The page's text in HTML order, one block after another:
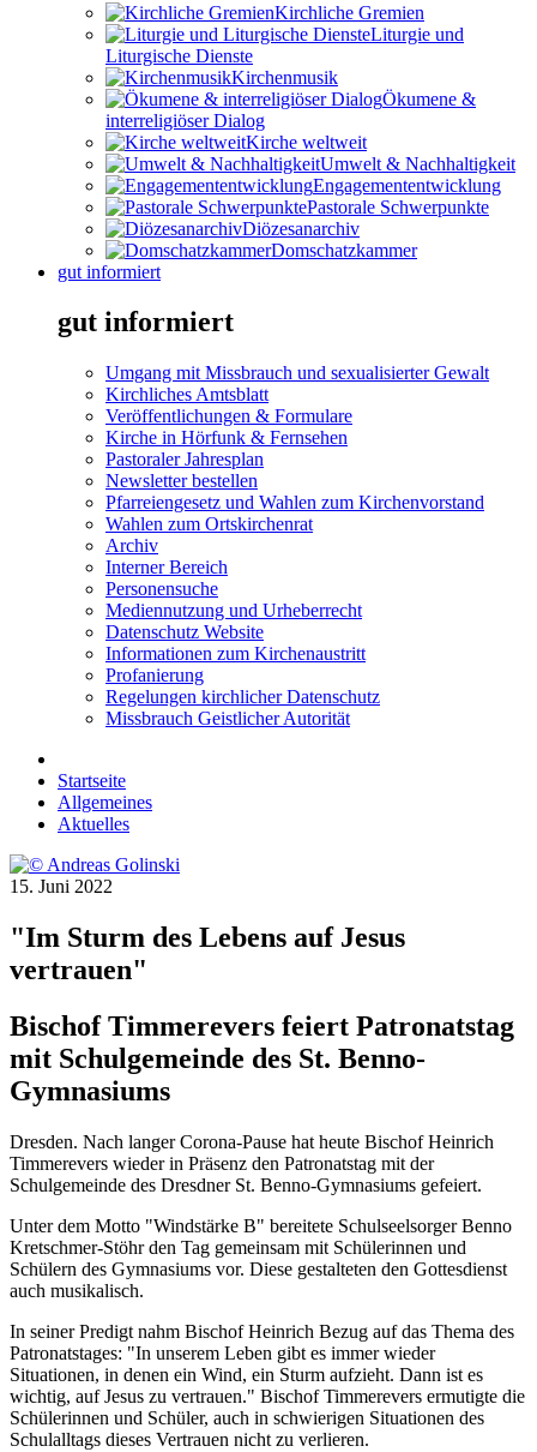
Kirchliche Gremien
Liturgie und
Liturgische Dienste
Kirchenmusik
Ökumene &
interreligiöser Dialog
Kirche weltweit
Umwelt & Nachhaltigkeit
Engagemententwicklung
Pastorale Schwerpunkte
Diözesanarchiv
Domschatzkammer
gut informiert
gut informiert
Umgang mit Missbrauch und sexualisierter Gewalt
Kirchliches Amtsblatt
Veröffentlichungen & Formulare
Kirche in Hörfunk & Fernsehen
Pastoraler Jahresplan
Newsletter bestellen
Pfarreiengesetz und Wahlen zum Kirchenvorstand
Wahlen zum Ortskirchenrat
Archiv
Interner Bereich
Personensuche
Mediennutzung und Urheberrecht
Datenschutz Website
Informationen zum Kirchenaustritt
Profanierung
Regelungen kirchlicher Datenschutz
Missbrauch Geistlicher Autorität
Startseite
Allgemeines
Aktuelles
15. Juni 2022
"Im Sturm des Lebens auf Jesus
vertrauen"
Bischof Timmerevers feiert Patronatstag
mit Schulgemeinde des St. Benno-
Gymnasiums
Dresden. Nach langer Corona-Pause hat heute Bischof Heinrich
Timmerevers wieder in Präsenz den Patronatstag mit der
Schulgemeinde des Dresdner St. Benno-Gymnasiums gefeiert.
Unter dem Motto "Windstärke B" bereitete Schulseelsorger Benno
Kretschmer-Stöhr den Tag gemeinsam mit Schülerinnen und
Schülern des Gymnasiums vor. Diese gestalteten den Gottesdienst
auch musikalisch.
In seiner Predigt nahm Bischof Heinrich Bezug auf das Thema des
Patronatstages: "In unserem Leben gibt es immer wieder
Situationen, in denen ein Wind, ein Sturm aufzieht. Dann ist es
wichtig, auf Jesus zu vertrauen." Bischof Timmerevers ermutigte die
Schülerinnen und Schüler, auch in schwierigen Situationen des
Schulalltags dieses Vertrauen nicht zu verlieren.